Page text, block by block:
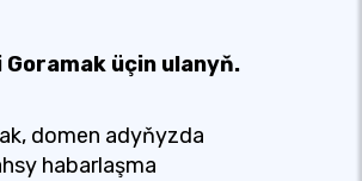
üçin ulanyň.
domen adyňyzda
habarlaşma